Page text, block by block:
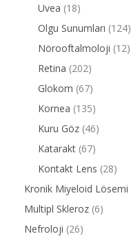
Uvea (18)
Olgu Sunumları (124)
Nörooftalmoloji (12)
Retina (202)
Glokom (67)
Kornea (135)
Kuru Göz (46)
Katarakt (67)
Kontakt Lens (28)
Kronik Miyeloid Lösemi
Multipl Skleroz (6)
Nefroloji (26)